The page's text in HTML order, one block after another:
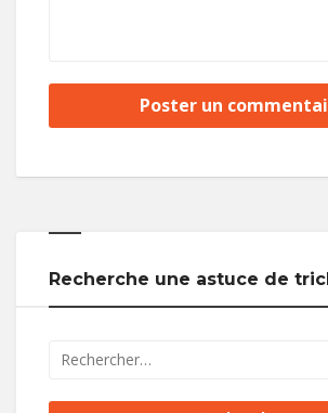
Recherche une astuce de